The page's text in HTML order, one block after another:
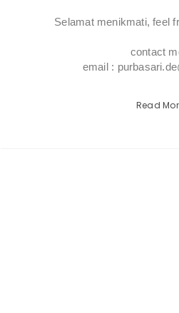
Selamat menikmati, feel
contact
email :
Read